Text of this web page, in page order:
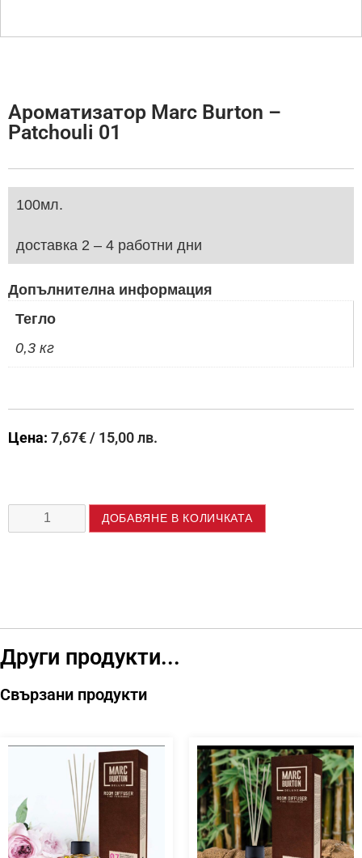
Ароматизатор Marc Burton –
Patchouli 01
100мл.
доставка 2 – 4 работни дни
Допълнителна информация
Тегло
0,3 кг
Цена: 7,67€/ 15,00 лв.
ДОБАВЯНЕ В КОЛИЧКАТА
Други продукти...
Свързани продукти